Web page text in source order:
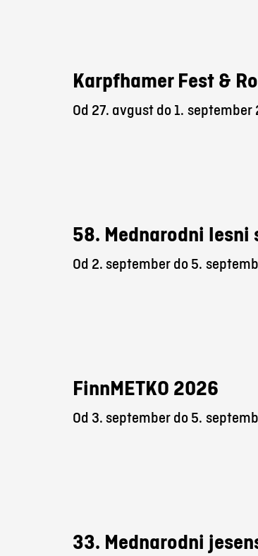
Karpfhamer Fest &
Od 27. avgust do 1. september
58. Mednarodni lesni
Od 2. september do 5.
FinnMETKO 2026
Od 3. september do 5.
33. Mednarodni